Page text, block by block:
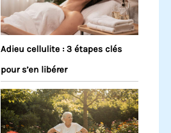
Adieu cellulite : 3 étapes clés
pour s’en libérer